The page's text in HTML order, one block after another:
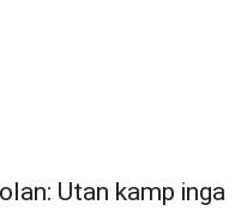
Utan kamp inga